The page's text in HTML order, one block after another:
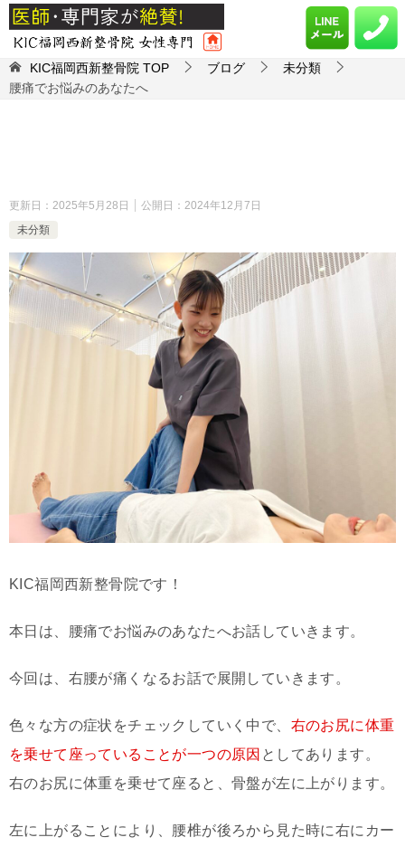
KIC福岡西新整骨院 TOP ブログ
未分類
腰痛でお悩みのあなたへ
更新日： 2025年5月28日 公開日： 2024年12月7日
未分類
KIC福岡西新整骨院です！
本日は、腰痛でお悩みのあなたへお話していきます。
今回は、右腰が痛くなるお話で展開していきます。
色々な方の症状をチェックしていく中で、 右のお尻に体重
を乗せて座っていることが一つの原因 としてあります。
右のお尻に体重を乗せて座ると、骨盤が左に上がります。
左に上がることにより、腰椎が後ろから見た時に右にカー